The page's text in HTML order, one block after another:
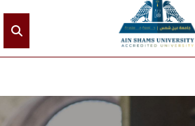
الرئيسيـة